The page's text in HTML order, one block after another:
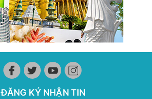
ĐĂNG KÝ NHẬN TIN